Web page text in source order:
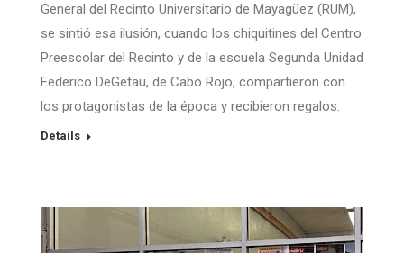
General del Recinto Universitario de Mayagüez (RUM),
se sintió esa ilusión, cuando los chiquitines del Centro
Preescolar del Recinto y de la escuela Segunda Unidad
Federico DeGetau, de Cabo Rojo, compartieron con
los protagonistas de la época y recibieron regalos.
Details